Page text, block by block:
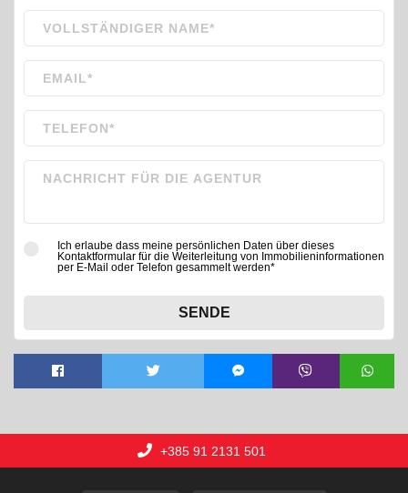
Ich erlaube dass meine persönlichen Daten über dieses
Kontaktformular für die Weiterleitung von Immobilieninformationen
per E-Mail oder Telefon gesammelt werden*
SENDE
+385 91 2131 501